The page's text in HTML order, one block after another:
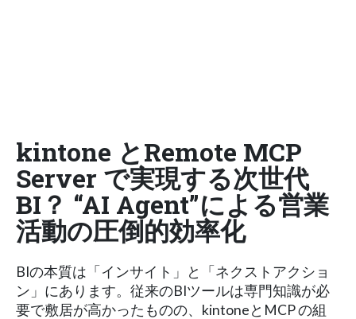
kintone とRemote MCP
Server で実現する次世代
BI？ “AI Agent”による営業
活動の圧倒的効率化
BIの本質は「インサイト」と「ネクストアクショ
ン」にあります。従来のBIツールは専門知識が必
要で敷居が高かったものの、kintoneとMCP の組